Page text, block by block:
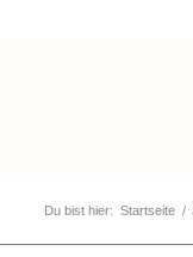
Du bist hier: Startseite /